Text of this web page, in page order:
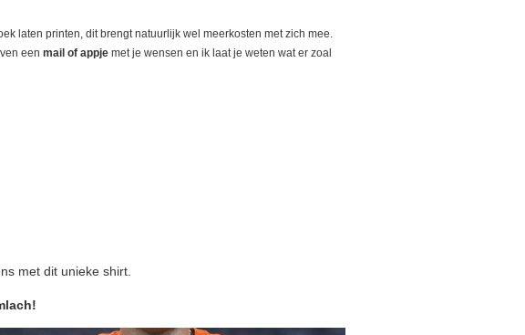
laten printen, dit brengt natuurlijk wel meerkosten met zich mee.
een mail of appje met je wensen en ik laat je weten wat er zoal
met dit unieke shirt.